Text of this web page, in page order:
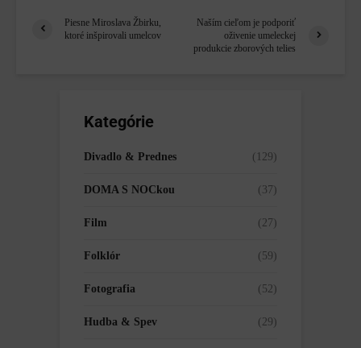
Piesne Miroslava Žbirku,
ktoré inšpirovali umelcov
Naším cieľom je podporiť
oživenie umeleckej
produkcie zborových telies
Kategórie
Divadlo & Prednes (129)
DOMA S NOCkou (37)
Film (27)
Folklór (59)
Fotografia (52)
Hudba & Spev (29)